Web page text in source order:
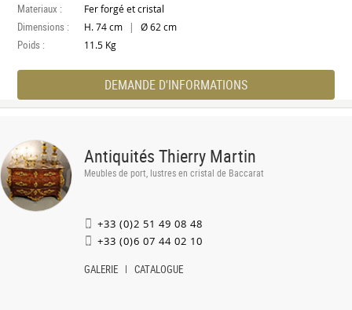
Materiaux : Fer forgé et cristal
Dimensions : H. 74 cm | Ø 62 cm
Poids : 11.5 Kg
DEMANDE D'INFORMATIONS
Antiquités Thierry Martin
Meubles de port, lustres en cristal de Baccarat
+33 (0)2 51 49 08 48
+33 (0)6 07 44 02 10
GALERIE CATALOGUE